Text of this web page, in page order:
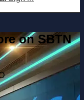
on SBTN